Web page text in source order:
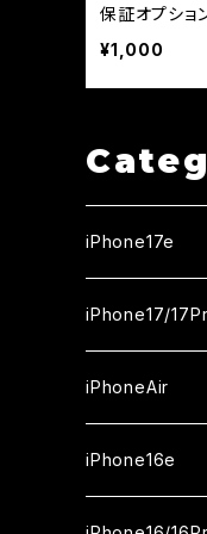
保証オプショ
¥1,000
iPhone17e
ガラスフィルム
セラミックフィル
カメラ用フィルム
iPhone17/
iPhone17
ガラスフィルム
セラミックフィルム
iPhone17Pro
ガラスフィルム
iPhoneAir
ガラスフィルム
iPhone16e